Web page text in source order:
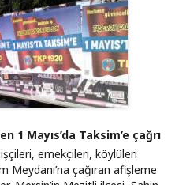
1 Mayıs’da Taksim’e çağrı
emekçileri, köylüleri
Meydanı’na çağıran afişleme